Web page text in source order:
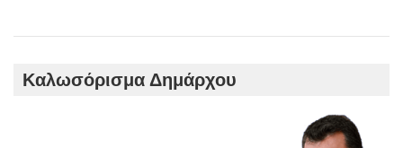
Καλωσόρισμα Δημάρχου